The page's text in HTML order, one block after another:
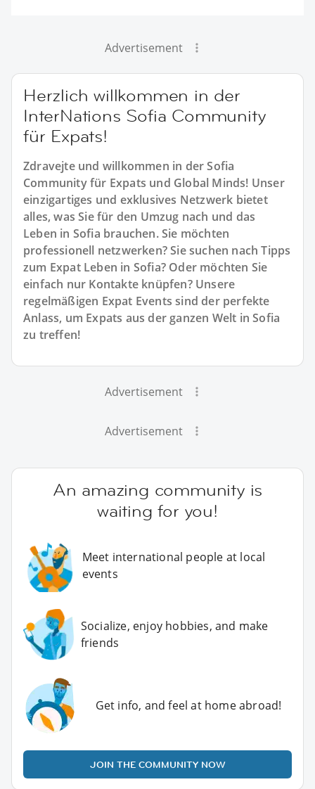
Advertisement
Herzlich willkommen in der
InterNations Sofia Community
für Expats!
Zdravejte und willkommen in der Sofia
Community für Expats und Global Minds! Unser
einzigartiges und exklusives Netzwerk bietet
alles, was Sie für den Umzug nach und das
Leben in Sofia brauchen. Sie möchten
professionell netzwerken? Sie suchen nach Tipps
zum Expat Leben in Sofia? Oder möchten Sie
einfach nur Kontakte knüpfen? Unsere
regelmäßigen Expat Events sind der perfekte
Anlass, um Expats aus der ganzen Welt in Sofia
zu treffen!
Advertisement
Advertisement
An amazing community is
waiting for you!
Meet international people at local
events
Socialize, enjoy hobbies, and make
friends
Get info, and feel at home abroad!
JOIN THE COMMUNITY NOW